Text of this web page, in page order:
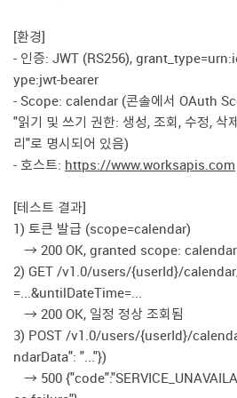
[환경]
- 인증: JWT (RS256),
ype:jwt-bearer
- Scope: calendar (콘솔에서 OAuth
"읽기 및 쓰기 권한: 생성, 조회, 수정, 삭
리"로 명시되어 있음)
- 호스트: https://www.worksapis.com
[테스트 결과]
1) 토큰 발급 (scope=calendar)
→ 200 OK, granted scope: calendar
2) GET /v1.0/users/{userId}/
=...&untilDateTime=...
→ 200 OK, 일정 정상 조회됨
3) POST /v1.0/users/{userId}/
ndarData": "..."})
→ 500